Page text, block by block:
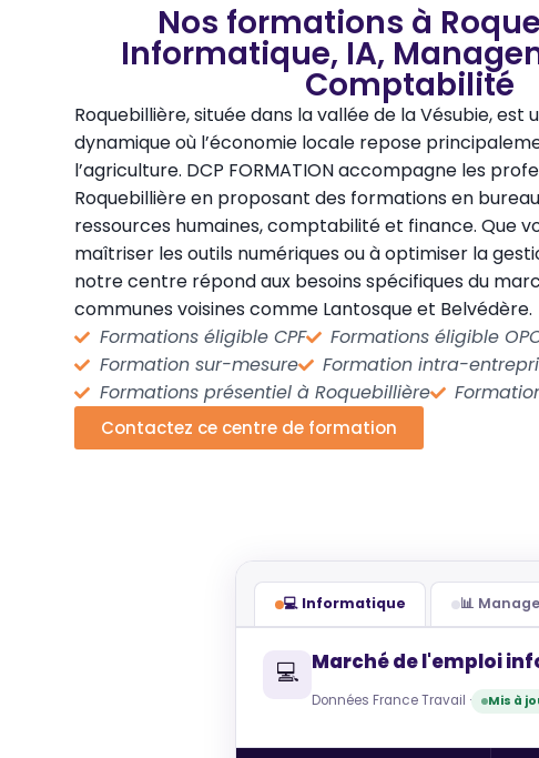
Nos formations à
Informatique, IA,
Comptabilité
Roquebillière, située dans la vallée de la Vésubie, est
dynamique où l’économie locale repose
l’agriculture. DCP FORMATION accompagne les
Roquebillière en proposant des formations en
ressources humaines, comptabilité et finance. Que
maîtriser les outils numériques ou à optimiser la
notre centre répond aux besoins spécifiques du
communes voisines comme Lantosque et Belvédère.
Formations éligible CPF
Formations éligible
Formation sur-mesure
Formation intra-
Formations présentiel à Roquebillière
Contactez ce centre de formation
💻 Informatique 📊
💻 Marché de l'emploi
Données France Travail · Mis à